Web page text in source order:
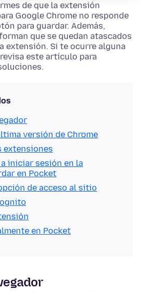
de que la extensión
Google Chrome no responde
para guardar. Además,
que se quedan atascados
extensión. Si te ocurre alguna
este artículo para
versión de Chrome
extensiones
iniciar sesión en la
en Pocket
de acceso al sitio
en Pocket